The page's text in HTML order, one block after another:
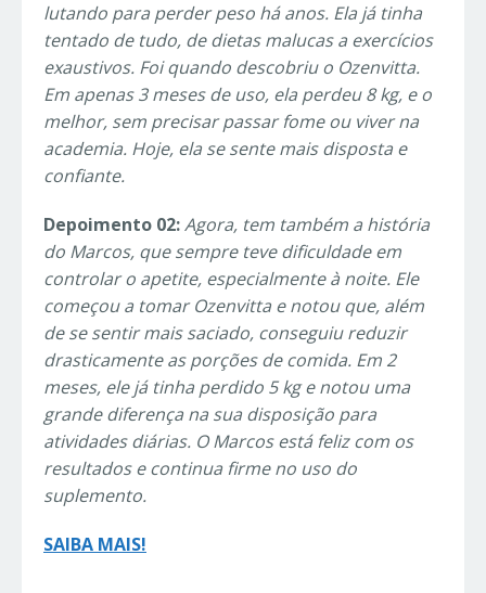
lutando para perder peso há anos. Ela já tinha
tentado de tudo, de dietas malucas a exercícios
exaustivos. Foi quando descobriu o Ozenvitta.
Em apenas 3 meses de uso, ela perdeu 8 kg, e o
melhor, sem precisar passar fome ou viver na
academia. Hoje, ela se sente mais disposta e
confiante.
Depoimento 02:Agora, tem também a história
do Marcos, que sempre teve dificuldade em
controlar o apetite, especialmente à noite. Ele
começou a tomar Ozenvitta e notou que, além
de se sentir mais saciado, conseguiu reduzir
drasticamente as porções de comida. Em 2
meses, ele já tinha perdido 5 kg e notou uma
grande diferença na sua disposição para
atividades diárias. O Marcos está feliz com os
resultados e continua firme no uso do
suplemento.
SAIBA MAIS!